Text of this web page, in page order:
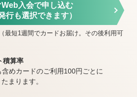
入会で申し込む
行も選択できます）
最短1週間でカードお届け。その後利用可
積算率
めカードのご利用100円ごとに
まります。